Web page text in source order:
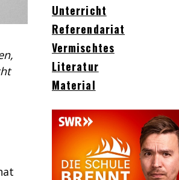
Unterricht
Referendariat
Vermischtes
Literatur
Material